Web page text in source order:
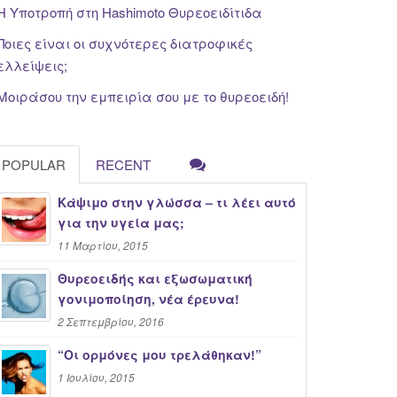
Υποτροπή στη Hashimoto Θυρεοειδίτιδα
είναι οι συχνότερες διατροφικές
την εμπειρία σου με το θυρεοειδή!
POPULAR RECENT
Κάψιμο στην γλώσσα – τι λέει αυτό
για την υγεία μας;
11 Μαρτίου, 2015
Θυρεοειδής και εξωσωματική
γονιμοποίηση, νέα έρευνα!
2 Σεπτεμβρίου, 2016
“Oι ορμόνες μου τρελάθηκαν!”
1 Ιουλίου, 2015